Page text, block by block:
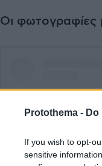
Protothema -
If you wish to opt-
sensitive
Οι φωτογραφίες